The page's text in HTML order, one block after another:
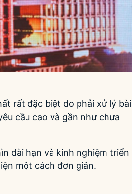
rất đặc biệt do phải xử lý bài
cầu cao và gần như chưa
dài hạn và kinh nghiệm triển
một cách đơn giản.